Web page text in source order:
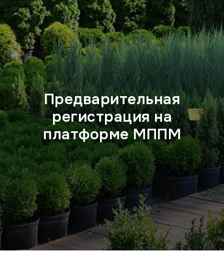
Предварительная
регистрация на
платформе МППМ